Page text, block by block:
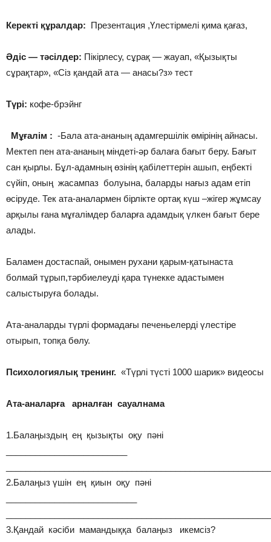
Керекті құралдар: Презентация ,Үлестірмелі қима қағаз,
Әдіс — тәсілдер: Пікірлесу, сұрақ — жауап, «Қызықты
сұрақтар», «Сіз қандай ата — анасы?з» тест
Түрі: кофе-брэйнг
Мұғалім : -Бала ата-ананың адамгершілік өмірінің айнасы.
Мектеп пен ата-ананың міндеті-әр балаға бағыт беру. Бағыт
сан қырлы. Бұл-адамның өзінің қабілеттерін ашып, еңбекті
сүйіп, оның жасампаз болуына, баларды нағыз адам етіп
өсіруде. Тек ата-аналармен бірлікте ортақ күш –жігер жұмсау
арқылы ғана мұғалімдер баларға адамдық үлкен бағыт бере
алады.
Баламен достаспай, онымен рухани қарым-қатынаста
болмай тұрып,тәрбиелеуді қара түнекке адастымен
салыстыруға болады.
Ата-аналарды түрлі формадағы печеньелерді үлестіре
отырып, топқа бөлу.
Психологиялық тренинг. «Түрлі түсті 1000 шарик» видеосы
Ата-аналарға арналған сауалнама
1.Балаңыздың ең қызықты оқу пәні
2.Балаңыз үшін ең қиын оқу пәні
3.Қандай кәсіби мамандыққа балаңыз икемсіз?